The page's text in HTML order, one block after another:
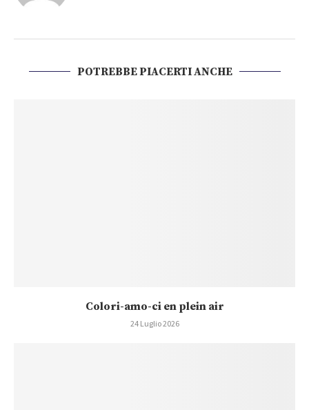
POTREBBE PIACERTI ANCHE
Colori-amo-ci en plein air
24 Luglio 2026